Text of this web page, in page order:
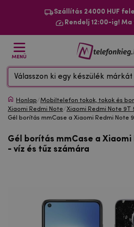
Szállítás 24000 HUF
Rendelj 12:00-ig!
MENÜ
Válasszon ki egy készülék márkát
Honlap/Mobiltelefon tokok, tokok és
Xiaomi Redmi Note/Xiaomi Redmi Note 9T
Gél borítás mmCase a Xiaomi Redmi Note
Gél borítás mmCase a Xiaomi
- víz és tűz számára